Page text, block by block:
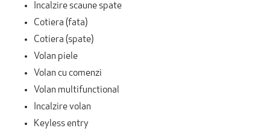
Incalzire scaune spate
Cotiera (fata)
Cotiera (spate)
Volan piele
Volan cu comenzi
Volan multifunctional
Incalzire volan
Keyless entry